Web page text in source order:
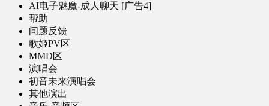
AI电子魅魔-成人聊天 [广告4]
帮助
问题反馈
歌姬PV区
MMD区
演唱会
初音未来演唱会
其他演出